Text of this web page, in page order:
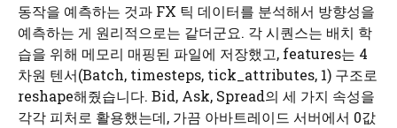
동작을 예측하는 것과 FX 틱 데이터를 분석해서 방향성을
예측하는 게 원리적으로는 같더군요. 각 시퀀스는 배치 학
습을 위해 메모리 매핑된 파일에 저장했고, features는 4
차원 텐서(Batch, timesteps, tick_attributes, 1) 구조로
reshape해줬습니다. Bid, Ask, Spread의 세 가지 속성을
각각 피처로 활용했는데, 가끔 아바트레이드 서버에서 0값